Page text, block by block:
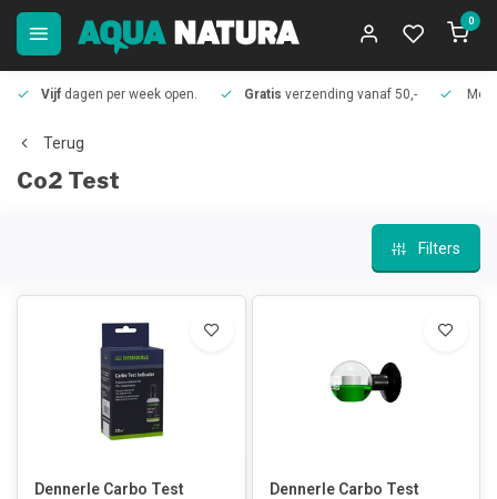
0
Vijf dagen per week open. Gratis verzending vanaf 50,-
Terug
Co2 Test
Filters
Dennerle Carbo Test
Dennerle Carbo Test